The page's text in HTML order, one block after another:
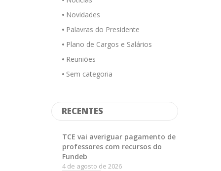
Novidades
Palavras do Presidente
Plano de Cargos e Salários
Reuniões
Sem categoria
RECENTES
TCE vai averiguar pagamento de
professores com recursos do
Fundeb
4 de agosto de 2026